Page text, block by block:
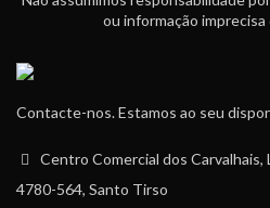
ou informação
Contacte-nos. Estamos ao seu
Centro Comercial dos Carvalhais,
4780-564, Santo Tirso